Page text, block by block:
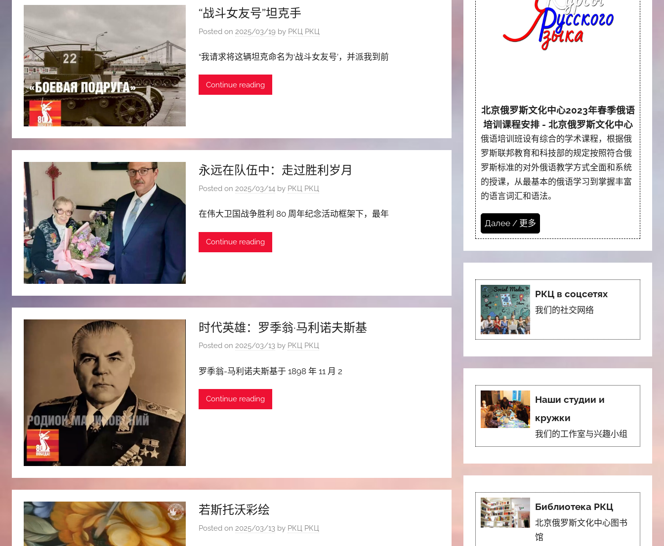
“战斗女友号”坦克手
Posted on 2025/03/19 by РКЦ РКЦ
“我请求将这辆坦克命名为‘战斗女友号’，并派我到前
Continue reading
永远在队伍中：走过胜利岁月
Posted on 2025/03/14by РКЦ РКЦ
在伟大卫国战争胜利 80 周年纪念活动框架下，最年
Continue reading
时代英雄：罗季翁·马利诺夫斯基
Posted on 2025/03/13by РКЦ РКЦ
罗季翁-马利诺夫斯基于 1898 年 11 月 2
Continue reading
若斯托沃彩绘
Posted on 2025/03/13by РКЦ РКЦ
北京俄罗斯文化中心2023年春季俄语
培训课程安排 - 北京俄罗斯文化中心
俄语培训班设有综合的学术课程，根据俄
罗斯联邦教育和科技部的规定按照符合俄
罗斯标准的对外俄语教学方式全面和系统
的授课，从最基本的俄语学习到掌握丰富
的语言词汇和语法。
Далее / 更多
РКЦ в соцсетях
我们的社交网络
Наши студии и
кружки
我们的工作室与兴趣小组
Библиотека РКЦ
北京俄罗斯文化中心图书
馆